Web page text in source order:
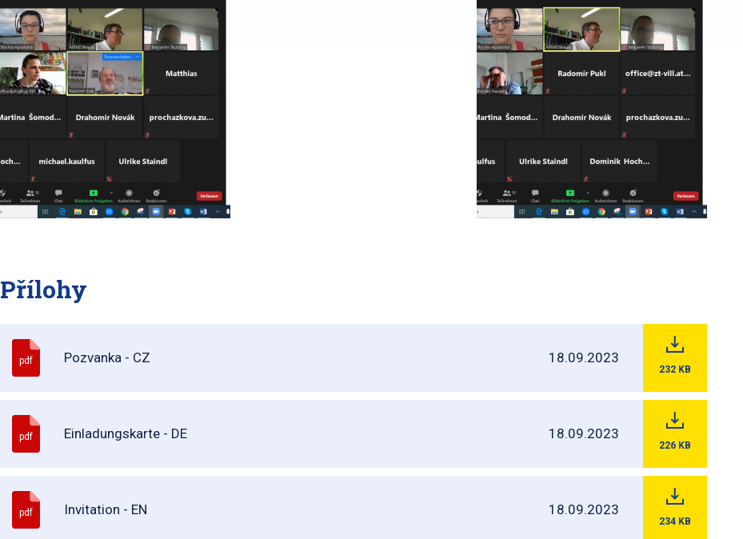
Přílohy
pdf Pozvanka - CZ 18.09.2023
232 KB
pdf Einladungskarte - DE 18.09.2023
226 KB
pdf Invitation - EN 18.09.2023
234 KB